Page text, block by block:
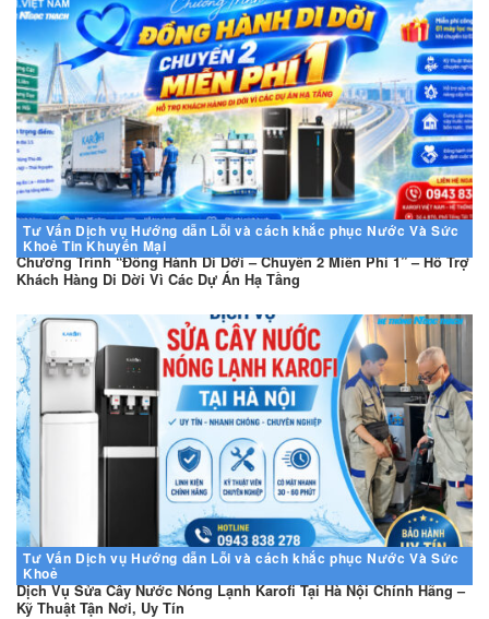
Tư Vấn Dịch vụ Hướng dẫn Lỗi và cách khắc phục Nước Và Sức
Khoẻ Tin Khuyến Mại
Chương Trình “Đồng Hành Di Dời – Chuyển 2 Miễn Phí 1” – Hỗ Trợ
Khách Hàng Di Dời Vì Các Dự Án Hạ Tầng
Tư Vấn Dịch vụ Hướng dẫn Lỗi và cách khắc phục Nước Và Sức
Khoẻ
Dịch Vụ Sửa Cây Nước Nóng Lạnh Karofi Tại Hà Nội Chính Hãng –
Kỹ Thuật Tận Nơi, Uy Tín